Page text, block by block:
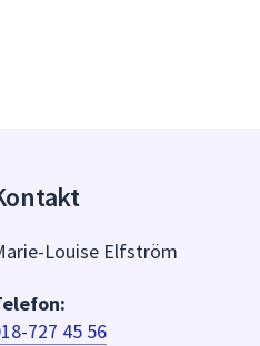
Louise Elfström
727 45 56